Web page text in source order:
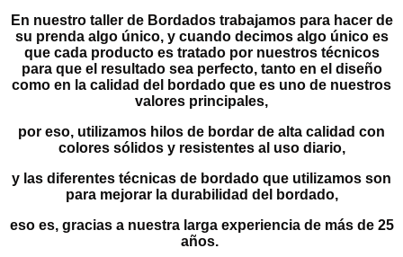
En nuestro taller de Bordados trabajamos para hacer de
su prenda algo único, y cuando decimos algo único es
que cada producto es tratado por nuestros técnicos
para que el resultado sea perfecto, tanto en el diseño
como en la calidad del bordado que es uno de nuestros
valores principales,
por eso, utilizamos hilos de bordar de alta calidad con
colores sólidos y resistentes al uso diario,
y las diferentes técnicas de bordado que utilizamos son
para mejorar la durabilidad del bordado,
eso es, gracias a nuestra larga experiencia de más de 25
años.